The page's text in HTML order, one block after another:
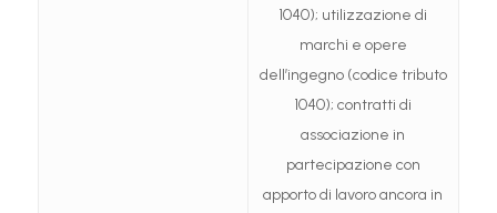
1040); utilizzazione di
marchi e opere
dell’ingegno (codice tributo
1040); contratti di
associazione in
partecipazione con
apporto di lavoro ancora in